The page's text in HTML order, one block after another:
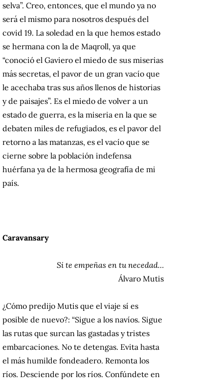
selva”. Creo, entonces, que el mundo ya no
será el mismo para nosotros después del
covid 19. La soledad en la que hemos estado
se hermana con la de Maqroll, ya que
“conoció el Gaviero el miedo de sus miserias
más secretas, el pavor de un gran vacío que
le acechaba tras sus años llenos de historias
y de paisajes”. Es el miedo de volver a un
estado de guerra, es la miseria en la que se
debaten miles de refugiados, es el pavor del
retorno a las matanzas, es el vacío que se
cierne sobre la población indefensa
huérfana ya de la hermosa geografía de mi
país.
Caravansary
Si te empeñas en tu necedad…
Álvaro Mutis
¿Cómo predijo Mutis que el viaje sí es
posible de nuevo?: “Sigue a los navíos. Sigue
las rutas que surcan las gastadas y tristes
embarcaciones. No te detengas. Evita hasta
el más humilde fondeadero. Remonta los
ríos. Desciende por los ríos. Confúndete en